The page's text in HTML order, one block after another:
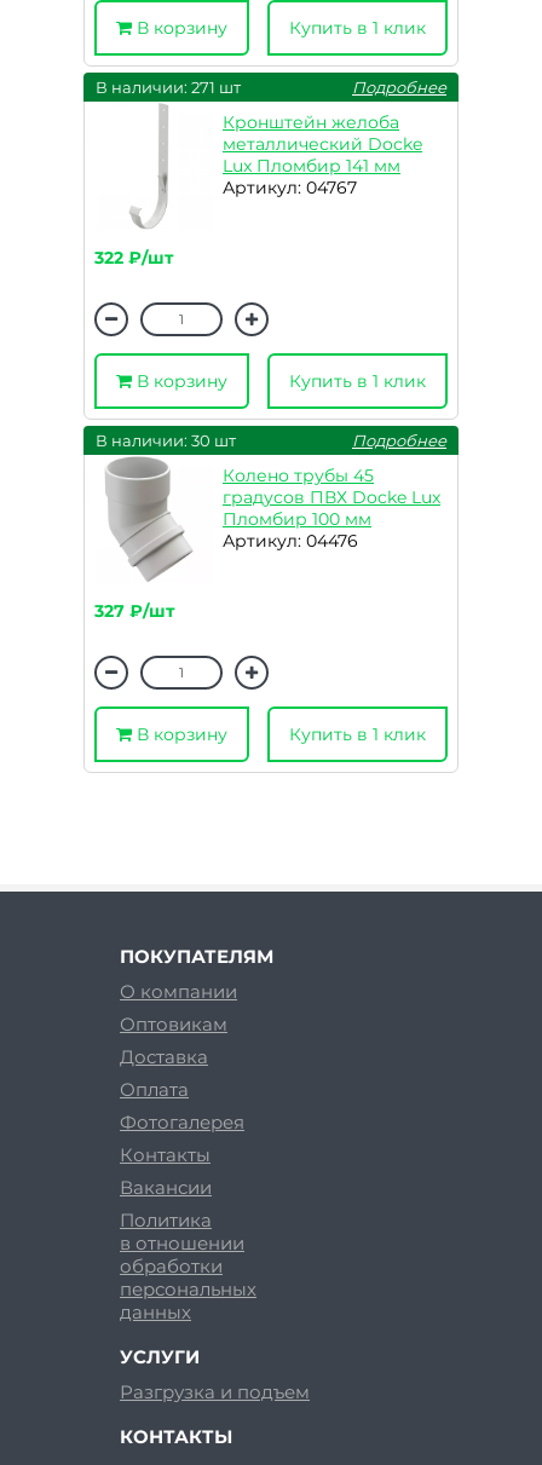
В корзину Купить в 1 клик
В наличии: 271 шт Подробнее
Кронштейн желоба
металлический Docke
Lux Пломбир 141 мм
Артикул: 04767
322 ₽/шт
В корзину Купить в 1 клик
В наличии: 30 шт Подробнее
Колено трубы 45
градусов ПВХ Docke Lux
Пломбир 100 мм
Артикул: 04476
327 ₽/шт
В корзину Купить в 1 клик
ПОКУПАТЕЛЯМ
О компании
Оптовикам
Доставка
Оплата
Фотогалерея
Контакты
Вакансии
Политика
в отношении
обработки
персональных
данных
УСЛУГИ
Разгрузка и подъем
КОНТАКТЫ